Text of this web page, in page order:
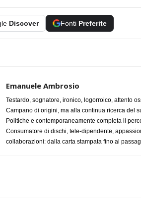
Discover Fonti Preferite
Emanuele Ambrosio
Testardo, sognatore, ironico, logorroico, attento
Campano di origini, ma alla continua ricerca del
Politiche e contemporaneamente completa il
Consumatore di dischi, tele-dipendente,
collaborazioni: dalla carta stampata fino al